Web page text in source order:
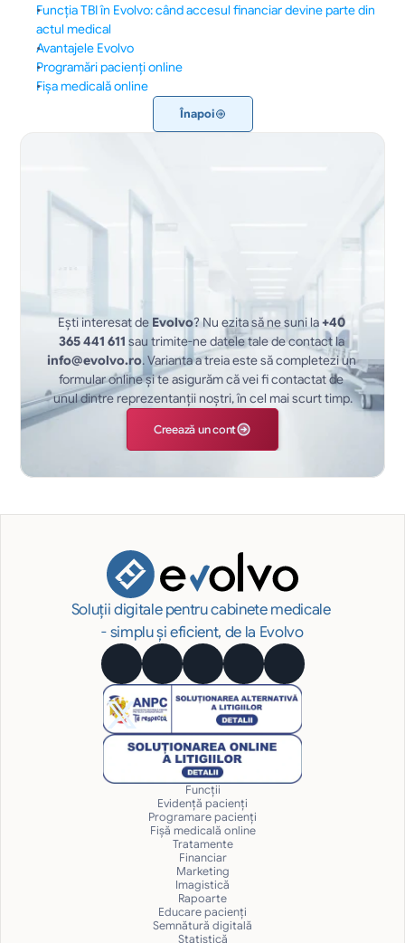
Funcția TBI în Evolvo: când accesul financiar devine parte din
actul medical
Avantajele Evolvo
Programări pacienți online
Fișa medicală online
Înapoi
Ești interesat de Evolvo? Nu ezita să ne suni la +40
365 441 611
sau trimite-ne datele tale de contact la
info@evolvo.ro. Varianta a treia este să completezi un
formular online și te asigurăm că vei fi contactat de
unul dintre reprezentanții noștri, în cel mai scurt timp.
Creează un cont
Soluții digitale pentru cabinete medicale
- simplu și eficient, de la Evolvo
Funcții
Evidență pacienți
Programare pacienți
Fișă medicală online
Tratamente
Financiar
Marketing
Imagistică
Rapoarte
Educare pacienți
Semnătură digitală
Statistică